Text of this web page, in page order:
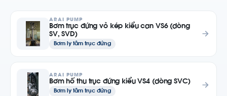
ARAI PUMP
Bơm trục đứng vỏ kép kiểu can VS6 (dòng
SV, SVD)
Bơm ly tâm trục đứng
ARAI PUMP
Bơm hố thu trục đứng kiểu VS4 (dòng SVC)
Bơm ly tâm trục đứng